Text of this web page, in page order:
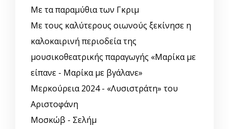
Με τα παραμύθια των Γκριμ
Με τους καλύτερους οιωνούς ξεκίνησε η
καλοκαιρινή περιοδεία της
μουσικοθεατρικής παραγωγής «Μαρίκα με
είπανε - Μαρίκα με βγάλανε»
Μερκούρεια 2024 - «Λυσιστράτη» του
Αριστοφάνη
Μοσκώβ - Σελήμ